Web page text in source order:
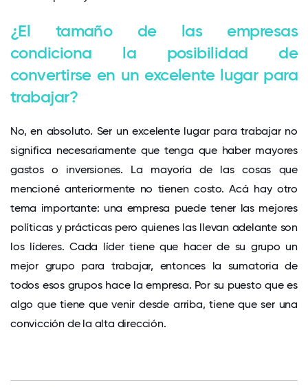
¿El tamaño de las empresas
condiciona la posibilidad de
convertirse en un excelente lugar para
trabajar?
No, en absoluto. Ser un excelente lugar para trabajar no
significa necesariamente que tenga que haber mayores
gastos o inversiones. La mayoría de las cosas que
mencioné anteriormente no tienen costo. Acá hay otro
tema importante: una empresa puede tener las mejores
políticas y prácticas pero quienes las llevan adelante son
los líderes. Cada líder tiene que hacer de su grupo un
mejor grupo para trabajar, entonces la sumatoria de
todos esos grupos hace la empresa. Por su puesto que es
algo que tiene que venir desde arriba, tiene que ser una
convicción de la alta dirección.